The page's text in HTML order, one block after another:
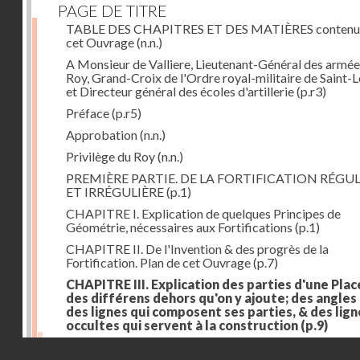
PAGE DE TITRE
TABLE DES CHAPITRES ET DES MATIÈRES
cet Ouvrage(n.n.)
A Monsieur de Valliere, Lieutenant-Général des
Roy, Grand-Croix de l'Ordre royal-militaire de Saint-
et Directeur général des écoles d'artillerie(p.r3)
Préface(p.r5)
Approbation(n.n.)
Privilège du Roy(n.n.)
PREMIÈRE PARTIE. DE LA FORTIFICATION
ET IRRÉGULIÈRE(p.1)
CHAPITRE I. Explication de quelques Principes de
Géométrie, nécessaires aux Fortifications (p.1)
CHAPITRE II. De l'Invention & des progrès de la
Fortification. Plan de cet Ouvrage(p.7)
CHAPITRE III. Explication des parties d'une
des différens dehors qu'on y ajoute; des angles
des lignes qui composent ses parties, & des
occultes qui servent à la construction (p.9)
Des lignes & des angles qui composent les parties